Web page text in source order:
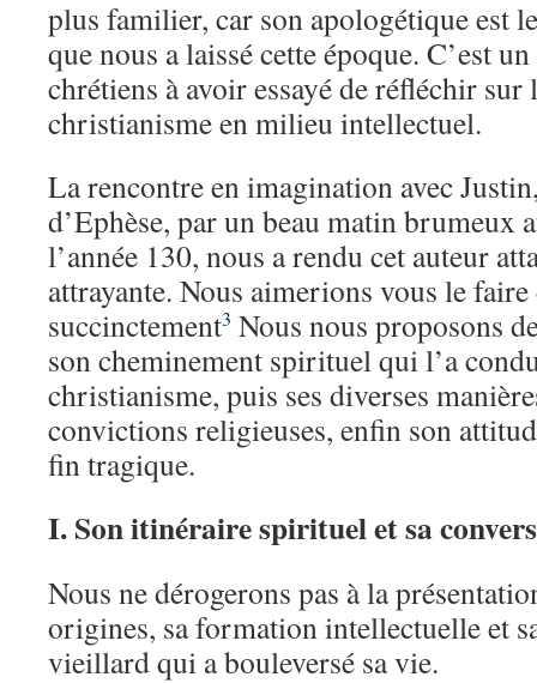
plus familier, car son apologétique est
que nous a laissé cette époque. C’est
chrétiens à avoir essayé de réfléchir sur
christianisme en milieu intellectuel.
La rencontre en imagination avec
d’Ephèse, par un beau matin brumeux
l’année 130, nous a rendu cet auteur
attrayante. Nous aimerions vous le
succinctement3 Nous nous proposons
son cheminement spirituel qui l’a
christianisme, puis ses diverses
convictions religieuses, enfin son
fin tragique.
I. Son itinéraire spirituel et sa
Nous ne dérogerons pas à la
origines, sa formation intellectuelle et
vieillard qui a bouleversé sa vie.